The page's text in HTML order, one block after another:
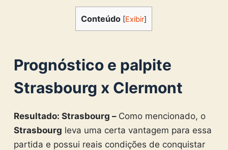
Conteúdo [Exibir]
Prognóstico e palpite
Strasbourg x Clermont
Resultado: Strasbourg – Como mencionado, o
Strasbourg leva uma certa vantagem para essa
partida e possui reais condições de conquistar